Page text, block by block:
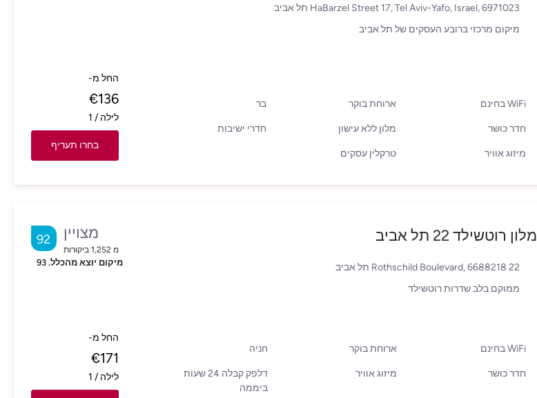
HaBarzel Street 17, Tel Aviv-Yafo, Israel, 6971023 תל אביב
מיקום מרכזי ברובע העסקים של תל אביב
WiFi בחינם ארוחת בוקר בר
חדר כושר מלון ללא עישון חדרי ישיבות
מיזוג אוויר טרקלין עסקים
החל מ-
€136
לילה/
1
בחרו תעריף
מלון רוטשילד 22 תל אביב
22 Rothschild Boulevard, 6688218 תל אביב
ממוקם בלב שדרות רוטשילד
מצויין
מ 1,252 ביקורות
92
מיקום יוצא מהכלל.93
WiFi בחינם ארוחת בוקר חניה
חדר כושר מיזוג אוויר
דלפק קבלה 24 שעות
ביממה
החל מ-
€171
לילה/
1